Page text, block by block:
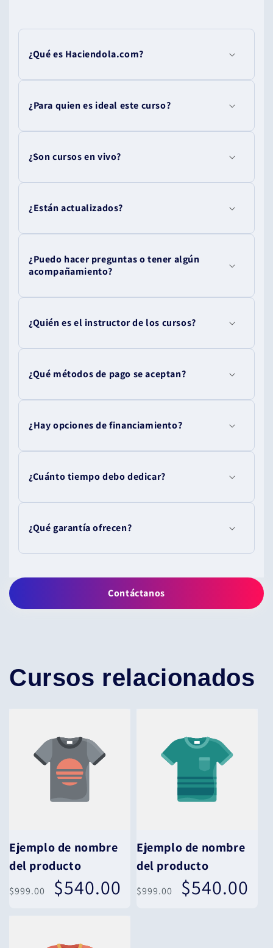
¿Qué es Haciendola.com?
¿Para quien es ideal este curso?
¿Son cursos en vivo?
¿Están actualizados?
¿Puedo hacer preguntas o tener algún
acompañamiento?
¿Quién es el instructor de los cursos?
¿Qué métodos de pago se aceptan?
¿Hay opciones de financiamiento?
¿Cuánto tiempo debo dedicar?
¿Qué garantía ofrecen?
Contáctanos
Cursos relacionados
Ejemplo de nombre
del producto
habitual
$999.00
Precio
de
$540.00
Ejemplo de nombre
del producto
habitual
$999.00
Precio
de
$540.00